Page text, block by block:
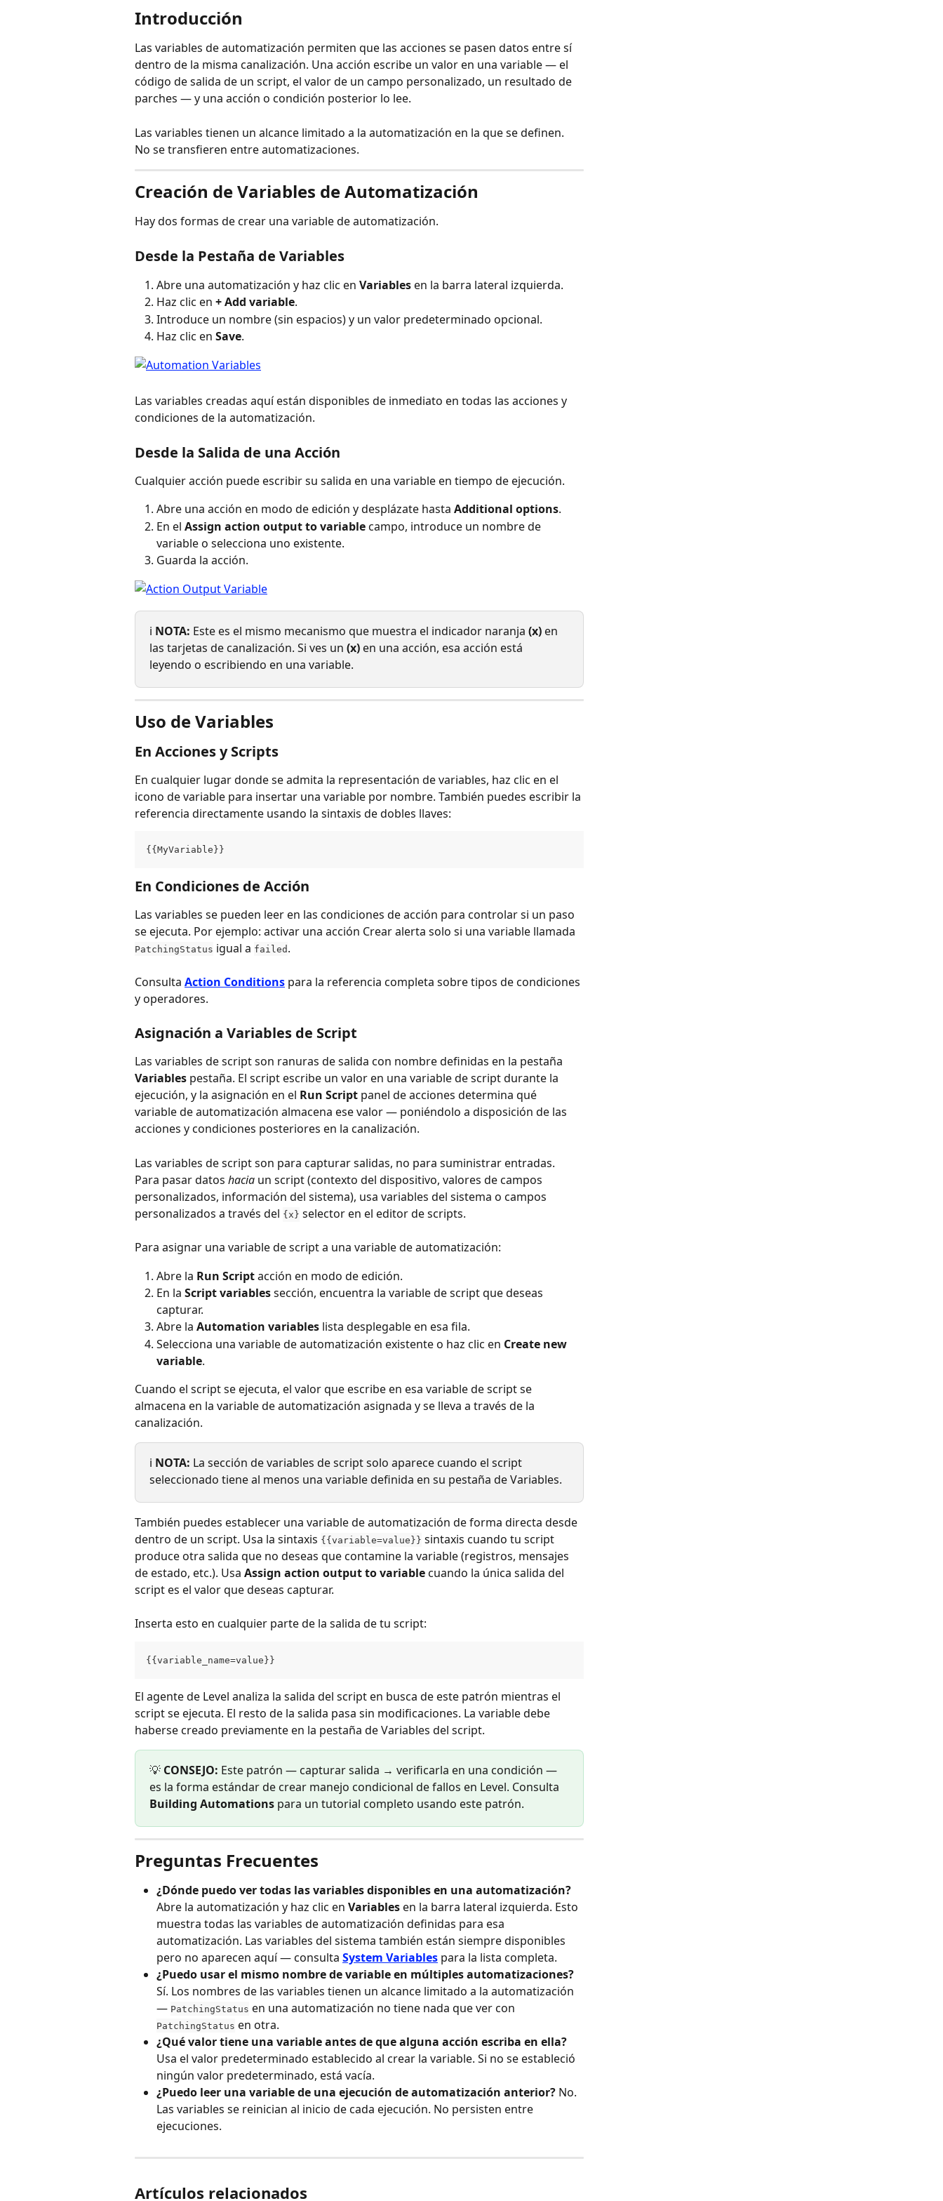
Introducción
Las variables de automatización permiten que las acciones se pasen datos entre sí
dentro de la misma canalización. Una acción escribe un valor en una variable — el
código de salida de un script, el valor de un campo personalizado, un resultado de
parches — y una acción o condición posterior lo lee.
Las variables tienen un alcance limitado a la automatización en la que se definen.
No se transfieren entre automatizaciones.
Creación de Variables de Automatización
Hay dos formas de crear una variable de automatización.
Desde la Pestaña de Variables
Abre una automatización y haz clic en Variables en la barra lateral izquierda.
Haz clic en + Add variable.
Introduce un nombre (sin espacios) y un valor predeterminado opcional.
Haz clic en Save.
Las variables creadas aquí están disponibles de inmediato en todas las acciones y
condiciones de la automatización.
Desde la Salida de una Acción
Cualquier acción puede escribir su salida en una variable en tiempo de ejecución.
Abre una acción en modo de edición y desplázate hasta Additional options.
En el Assign action output to variable campo, introduce un nombre de
variable o selecciona uno existente.
Guarda la acción.
ℹ️ NOTA: Este es el mismo mecanismo que muestra el indicador naranja (x) en
las tarjetas de canalización. Si ves un (x) en una acción, esa acción está
leyendo o escribiendo en una variable.
Uso de Variables
En Acciones y Scripts
En cualquier lugar donde se admita la representación de variables, haz clic en el
icono de variable para insertar una variable por nombre. También puedes escribir la
referencia directamente usando la sintaxis de dobles llaves:
{{MyVariable}}
En Condiciones de Acción
Las variables se pueden leer en las condiciones de acción para controlar si un paso
se ejecuta. Por ejemplo: activar una acción Crear alerta solo si una variable llamada
PatchingStatus igual a failed .
Consulta Action Conditions para la referencia completa sobre tipos de condiciones
y operadores.
Asignación a Variables de Script
Las variables de script son ranuras de salida con nombre definidas en la pestaña
Variables pestaña. El script escribe un valor en una variable de script durante la
ejecución, y la asignación en el Run Script panel de acciones determina qué
variable de automatización almacena ese valor — poniéndolo a disposición de las
acciones y condiciones posteriores en la canalización.
Las variables de script son para capturar salidas, no para suministrar entradas.
Para pasar datos hacia un script (contexto del dispositivo, valores de campos
personalizados, información del sistema), usa variables del sistema o campos
personalizados a través del {x} selector en el editor de scripts.
Para asignar una variable de script a una variable de automatización:
Abre la Run Script acción en modo de edición.
En la Script variables sección, encuentra la variable de script que deseas
capturar.
Abre la Automation variables lista desplegable en esa fila.
Selecciona una variable de automatización existente o haz clic en Create new
variable.
Cuando el script se ejecuta, el valor que escribe en esa variable de script se
almacena en la variable de automatización asignada y se lleva a través de la
canalización.
ℹ️ NOTA: La sección de variables de script solo aparece cuando el script
seleccionado tiene al menos una variable definida en su pestaña de Variables.
También puedes establecer una variable de automatización de forma directa desde
dentro de un script. Usa la sintaxis {{variable=value}} sintaxis cuando tu script
produce otra salida que no deseas que contamine la variable (registros, mensajes
de estado, etc.). Usa Assign action output to variable cuando la única salida del
script es el valor que deseas capturar.
Inserta esto en cualquier parte de la salida de tu script:
{{variable_name=value}}
El agente de Level analiza la salida del script en busca de este patrón mientras el
script se ejecuta. El resto de la salida pasa sin modificaciones. La variable debe
haberse creado previamente en la pestaña de Variables del script.
💡 CONSEJO: Este patrón — capturar salida → verificarla en una condición —
es la forma estándar de crear manejo condicional de fallos en Level. Consulta
Building Automations para un tutorial completo usando este patrón.
Preguntas Frecuentes
¿Dónde puedo ver todas las variables disponibles en una automatización?
Abre la automatización y haz clic en Variables en la barra lateral izquierda. Esto
muestra todas las variables de automatización definidas para esa
automatización. Las variables del sistema también están siempre disponibles
pero no aparecen aquí — consulta System Variables para la lista completa.
¿Puedo usar el mismo nombre de variable en múltiples automatizaciones?
Sí. Los nombres de las variables tienen un alcance limitado a la automatización
— PatchingStatus en una automatización no tiene nada que ver con
PatchingStatus en otra.
¿Qué valor tiene una variable antes de que alguna acción escriba en ella?
Usa el valor predeterminado establecido al crear la variable. Si no se estableció
ningún valor predeterminado, está vacía.
¿Puedo leer una variable de una ejecución de automatización anterior? No.
Las variables se reinician al inicio de cada ejecución. No persisten entre
ejecuciones.
Artículos relacionados